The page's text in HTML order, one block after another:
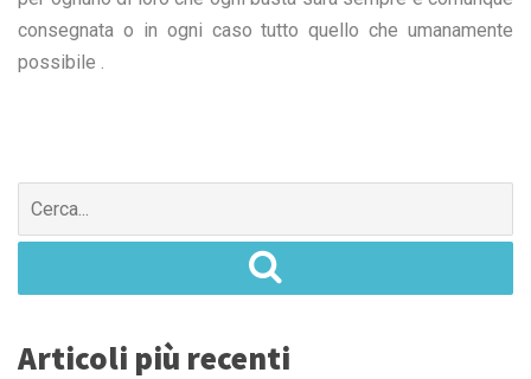
consegnata o in ogni caso tutto quello che umanamente
possibile .
Search
Articoli più recenti